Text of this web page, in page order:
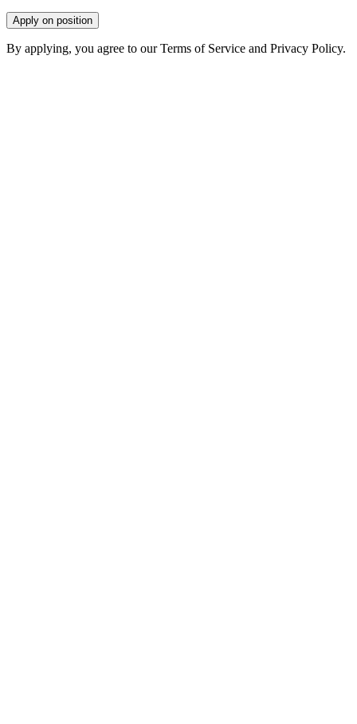
Apply on position
By applying, you agree to our Terms of Service and Privacy Policy.